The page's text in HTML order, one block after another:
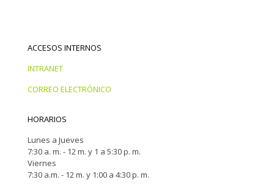
ACCESOS INTERNOS
INTRANET
CORREO ELECTRÓNICO
HORARIOS
Lunes a Jueves
7:30 a. m. - 12 m. y 1 a 5:30 p. m.
Viernes
7:30 a.m. - 12 m. y 1:00 a 4:30 p. m.